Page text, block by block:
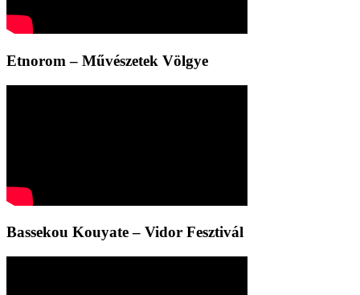
Etnorom – Művészetek Völgye
Bassekou Kouyate – Vidor Fesztivál